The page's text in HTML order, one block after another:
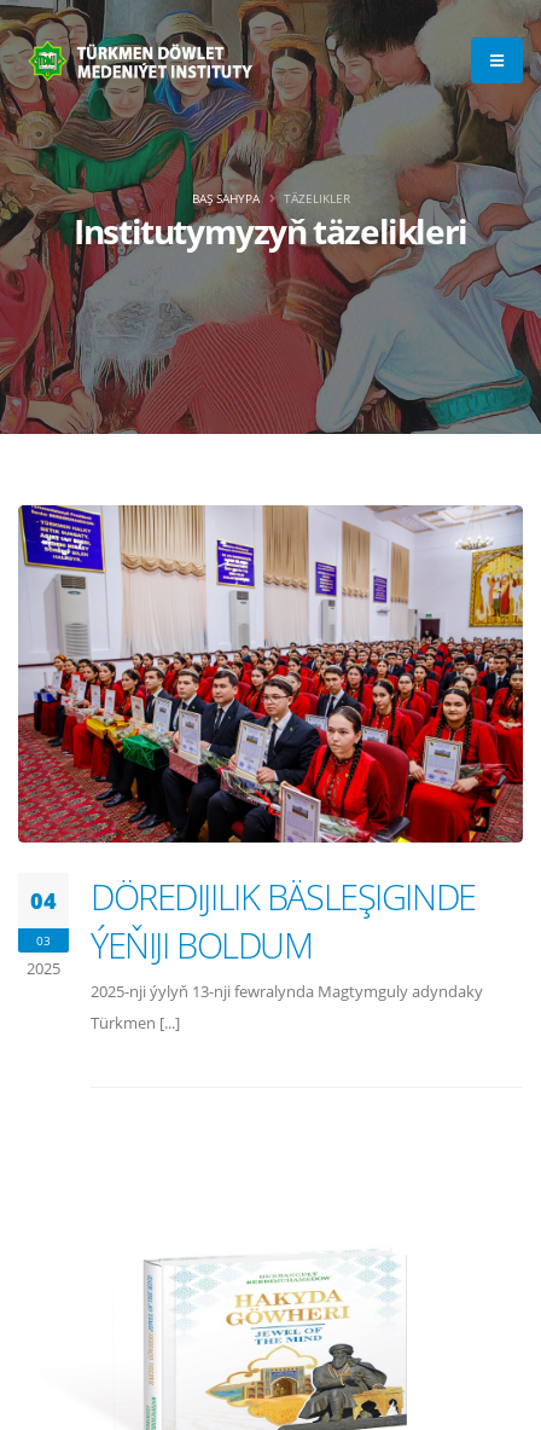
Institutymyzyň täzelikleri
BAŞ SAHYPA TÄZELIKLER
04
03
2025
DÖREDIJILIK BÄSLEŞIGINDE
ÝEŇIJI BOLDUM
2025-nji ýylyň 13-nji fewralynda Magtymguly adyndaky
Türkmen [...]